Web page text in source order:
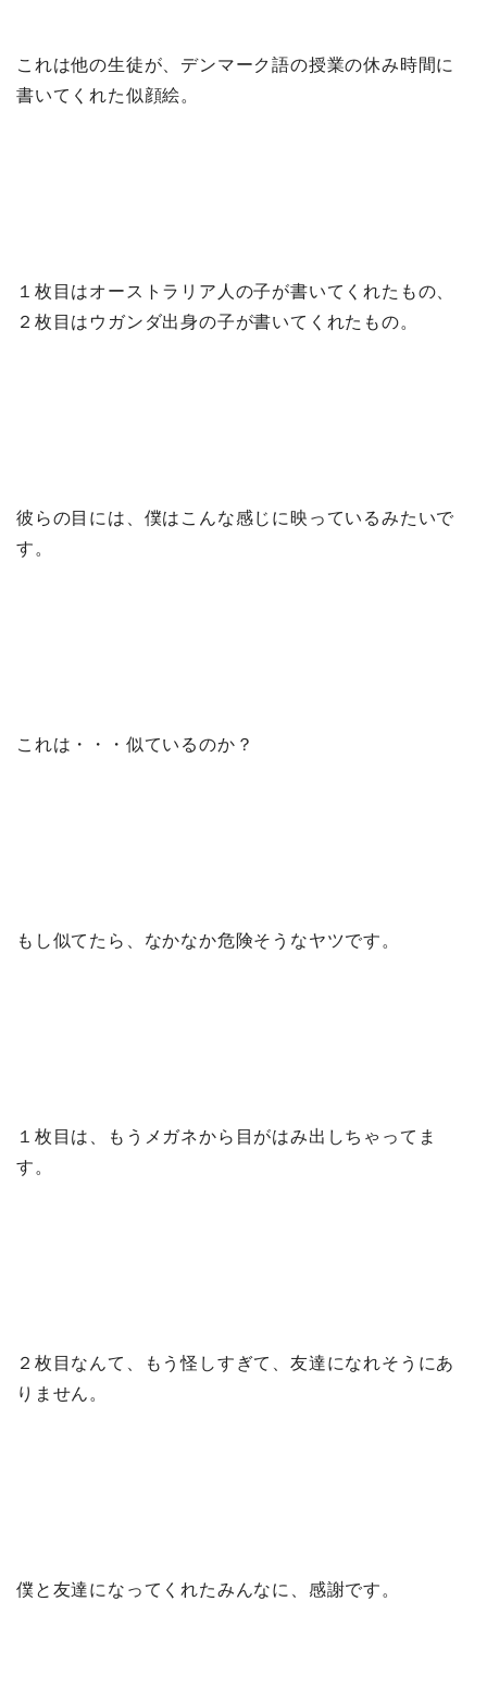
これは他の生徒が、デンマーク語の授業の休み時間に
書いてくれた似顔絵。
１枚目はオーストラリア人の子が書いてくれたもの、
２枚目はウガンダ出身の子が書いてくれたもの。
彼らの目には、僕はこんな感じに映っているみたいで
す。
これは・・・似ているのか？
もし似てたら、なかなか危険そうなヤツです。
１枚目は、もうメガネから目がはみ出しちゃってま
す。
２枚目なんて、もう怪しすぎて、友達になれそうにあ
りません。
僕と友達になってくれたみんなに、感謝です。